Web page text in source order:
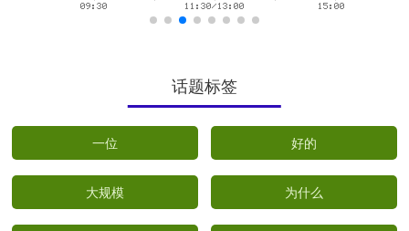
话题标签
一位 好的
大规模 为什么